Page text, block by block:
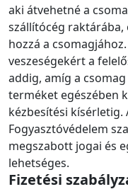
aki átvehetné a
szállítócég
hozzá a
veszeségekért a
addig, amíg a
terméket egészében
kézbesítési kísérletig.
Fogyasztóvédelem
megszabott jogai és
lehetséges.
Fizetési